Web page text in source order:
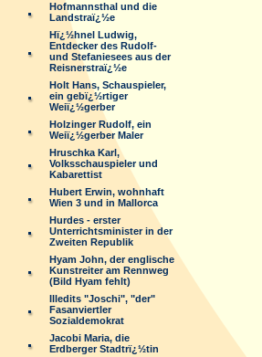
Hofmannsthal und die
Landstraï¿½e
Hï¿½hnel Ludwig,
Entdecker des Rudolf-
und Stefaniesees aus der
Reisnerstraï¿½e
Holt Hans, Schauspieler,
ein gebï¿½rtiger
Weiï¿½gerber
Holzinger Rudolf, ein
Weiï¿½gerber Maler
Hruschka Karl,
Volksschauspieler und
Kabarettist
Hubert Erwin, wohnhaft
Wien 3 und in Mallorca
Hurdes - erster
Unterrichtsminister in der
Zweiten Republik
Hyam John, der englische
Kunstreiter am Rennweg
(Bild Hyam fehlt)
Illedits "Joschi", "der"
Fasanviertler
Sozialdemokrat
Jacobi Maria, die
Erdberger Stadtrï¿½tin